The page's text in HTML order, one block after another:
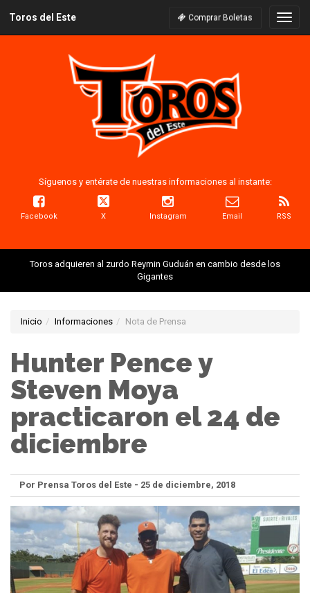
Toros del Este Comprar Boletas
Síguenos y entérate de nuestras informaciones al instante:
Facebook X Instagram Email RSS
Toros adquieren al zurdo Reymin Guduán en cambio desde los
Gigantes
Inicio Informaciones Nota de Prensa
Hunter Pence y
Steven Moya
practicaron el 24 de
diciembre
Por Prensa Toros del Este - 25 de diciembre, 2018